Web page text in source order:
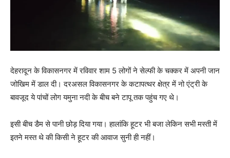
देहरादून के विकासनगर में रविवार शाम 5 लोगों ने सेल्फी के चक्कर में अपनी जान
जोखिम में डाल दी। दरअसल विकासनगर के कटापत्थर क्षेत्र में नो एंट्री के
बावजूद ये पांचों लोग यमुना नदी के बीच बने टापू तक पहुंच गए थे।
इसी बीच डैम से पानी छोड़ दिया गया। हालांकि हूटर भी बजा लेकिन सभी मस्ती में
इतने मस्त थे की किसी ने हूटर की आवाज सुनी ही नहीं।